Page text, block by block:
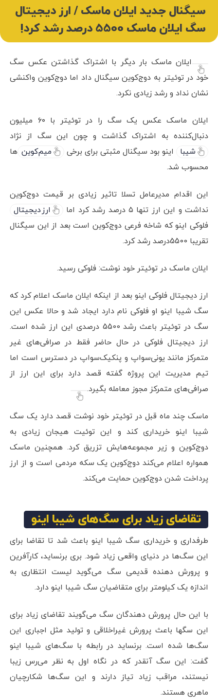
سیگنال جدید ایلان ماسک / ارز دیجیتال
سگ ایلان ماسک 5500 درصد رشد کرد!
ایلان ماسک بار دیگر با اشتراک گذاشتن عکس سگ
خود در توئیتر به دوج‌کوین سیگنال داد اما دوج‌کوین واکنشی
نشان نداد و رشد زیادی نکرد.
ایلان ماسک عکس یک سگ را در توئیتر با ۶۰ میلیون
دنبال‌کننده به اشتراک گذاشت و چون این سگ از نژاد
شیبا
اینو بود سیگنال مثبتی برای برخی میم‌کوین ‌ها
محسوب شد.
این اقدام مدیرعامل تسلا تاثیر زیادی بر قیمت دوج‌کوین
نداشت و این ارز تنها ۵ درصد رشد کرد اما
ارز دیجیتال
فلوکی اینو که شاخه فرعی دوج‌کوین است بعد از این سیگنال
تقریبا 5500درصد رشد کرد.
ایلان ماسک در توئیتر خود نوشت: فلوکی رسید.
ارز دیجیتال فلوکی اینو بعد از اینکه ایلان ماسک اعلام کرد که
سگ شیبا اینو او فلوکی نام دارد ایجاد شد و حالا عکس این
سگ در توئیتر باعث رشد 5500 درصدی این ارز شده است.
ارز دیجیتال فلوکی در حال حاضر فقط در صرافی‌های غیر
متمرکز مانند یونی‌سواپ و پنکیک‌سواپ در دسترس است اما
تیم مدیریت این پروژه گفته قصد دارد برای این ارز از
صرافی‌های متمرکز مجوز معامله بگیرد.
ماسک چند ماه قبل در توئیتر خود نوشت قصد دارد یک سگ
شیبا اینو خریداری کند و این توئیت هیجان زیادی به
دوج‌کوین و زیر مجموعه‌هایش تزریق کرد. همچنین ماسک
همواره اعلام می‌کند دوج‌کوین یک سکه مردمی است و از ارز
پرداخت شدن دوج‌کوین حمایت می‌کند.
تقاضای زیاد برای سگ‌های شیبا اینو
طرفداری و خریداری سگ شیبا اینو باعث شد تا تقاضا برای
این سگ‌ها در دنیای واقعی زیاد شود. بری برنساید، کارآفرین
و پرورش دهنده قدیمی سگ می‌گوید لیست انتظاری به
اندازه یک کیلومتر برای متقاضیان سگ شیبا اینو دارد.
با این حال پرورش دهندگان سگ می‌گویند تقاضای زیاد برای
این سگها باعث پرورش غیراخلاقی و تولید مثل اجباری این
سگ‌ها شده است. برنساید در رابطه با سگ‌های شیبا اینو
گفت: این سگ آنقدر که در نگاه اول به نظر می‌رس زیبا
نیستند، مراقب زیاد تیاز دارند و این سگ‌ها شکارچیان
ماهری هستند.